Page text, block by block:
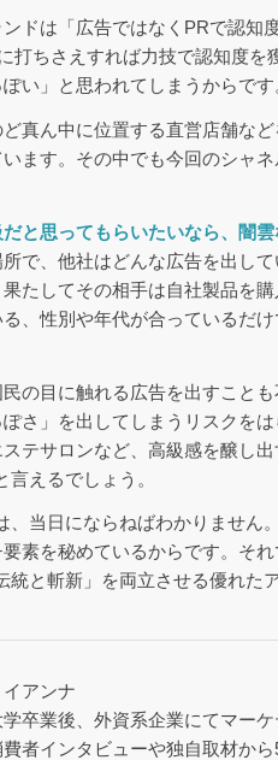
ドは「広告ではなくPRで認知
打ちさえすれば力技で認知度
い」と思われてしまうからです
真ん中に位置する直営店舗な
ます。その中でも今回のシャ
と思ってもらいたいなら、闇
で、他社はどんな広告を出し
たしてその相手は自社製品を
、性別や年代が合っているだ
の目に触れる広告を出すこと
さ」を出してしまうリスクを
テサロンなど、高級感を醸し
えるでしょう。
、当日にならねばわかりません
素を秘めているからです。そ
統と斬新」を両立させる優れた
イアンナ
学卒業後、外資系企業にてマーケ
者インタビューや独自取材から